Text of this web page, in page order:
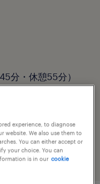
分・休憩55分）
experience, to diagnose
website. We also use them to
You can either accept or
your choice. You can
is in our cookie